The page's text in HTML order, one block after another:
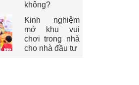
không?
Kinh nghiệm
mở khu vui
chơi trong nhà
cho nhà đầu tư